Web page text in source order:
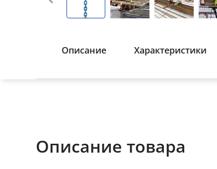
Описание Характеристики
Описание товара